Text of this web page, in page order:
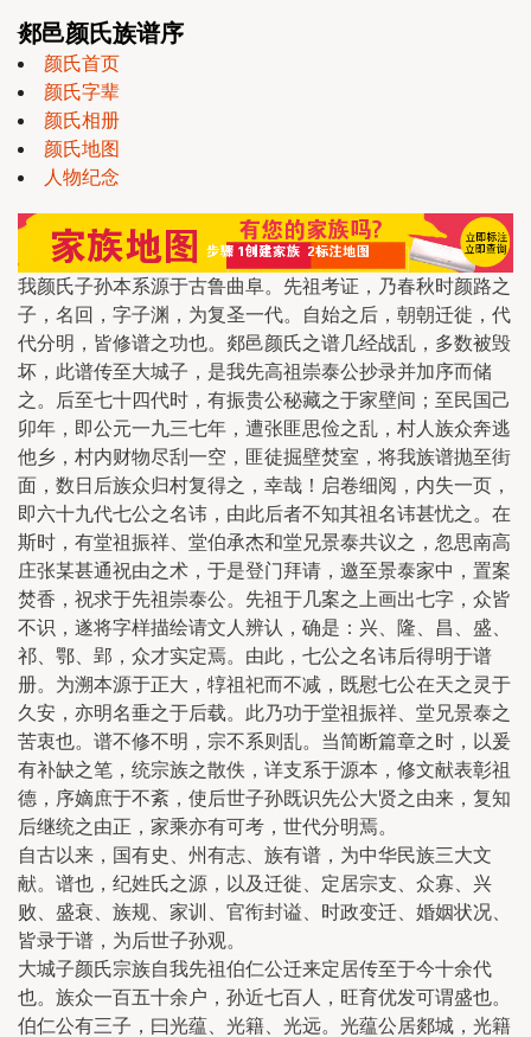
郯邑颜氏族谱序
颜氏首页
颜氏字辈
颜氏相册
颜氏地图
人物纪念
我颜氏子孙本系源于古鲁曲阜。先祖考证，乃春秋时颜路之
子，名回，字子渊，为复圣一代。自始之后，朝朝迁徙，代
代分明，皆修谱之功也。郯邑颜氏之谱几经战乱，多数被毁
坏，此谱传至大城子，是我先高祖崇泰公抄录并加序而储
之。后至七十四代时，有振贵公秘藏之于家壁间；至民国己
卯年，即公元一九三七年，遭张匪思俭之乱，村人族众奔逃
他乡，村内财物尽刮一空，匪徒掘壁焚室，将我族谱抛至街
面，数日后族众归村复得之，幸哉！启卷细阅，内失一页，
即六十九代七公之名讳，由此后者不知其祖名讳甚忧之。在
斯时，有堂祖振祥、堂伯承杰和堂兄景泰共议之，忽思南高
庄张某甚通祝由之术，于是登门拜请，邀至景泰家中，置案
焚香，祝求于先祖崇泰公。先祖于几案之上画出七字，众皆
不识，遂将字样描绘请文人辨认，确是：兴、隆、昌、盛、
祁、鄂、郢，众才实定焉。由此，七公之名讳后得明于谱
册。为溯本源于正大，犉祖祀而不减，既慰七公在天之灵于
久安，亦明名垂之于后载。此乃功于堂祖振祥、堂兄景泰之
苦衷也。谱不修不明，宗不系则乱。当简断篇章之时，以爰
有补缺之笔，统宗族之散佚，详支系于源本，修文献表彰祖
德，序嫡庶于不紊，使后世子孙既识先公大贤之由来，复知
后继统之由正，家乘亦有可考，世代分明焉。
自古以来，国有史、州有志、族有谱，为中华民族三大文
献。谱也，纪姓氏之源，以及迁徙、定居宗支、众寡、兴
败、盛衰、族规、家训、官衔封谥、时政变迁、婚姻状况、
皆录于谱，为后世子孙观。
大城子颜氏宗族自我先祖伯仁公迁来定居传至于今十余代
也。族众一百五十余户，孙近七百人，旺育优发可谓盛也。
伯仁公有三子，曰光蕴、光籍、光远。光蕴公居郯城，光籍